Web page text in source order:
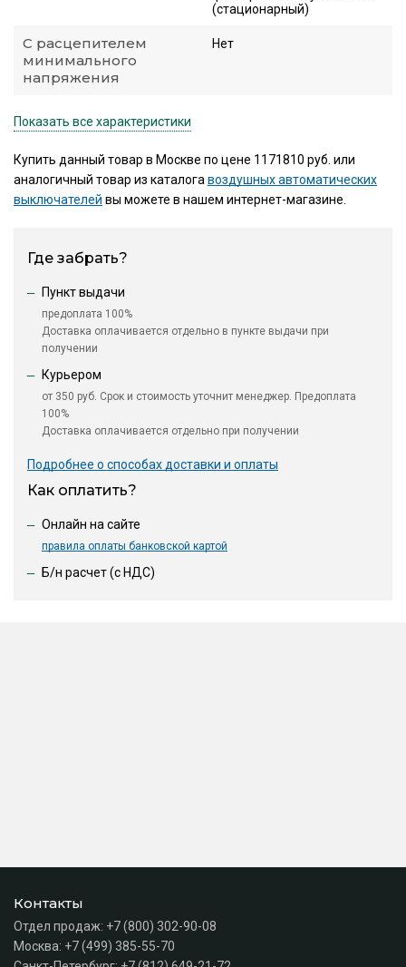
(стационарный)
С расцепителем
минимального
напряжения
Нет
Показать все характеристики
Купить данный товар в Москве по цене 1171810 руб. или
аналогичный товар из каталогавоздушных автоматических
выключателей вы можете в нашем интернет-магазине.
Где забрать?
Пункт выдачи
предоплата 100%
Доставка оплачивается отдельно в пункте выдачи при
получении
Курьером
от 350 руб. Срок и стоимость уточнит менеджер. Предоплата
100%
Доставка оплачивается отдельно при получении
Подробнее о способах доставки и оплаты
Как оплатить?
Онлайн на сайте
правила оплаты банковской картой
Б/н расчет (c НДС)
Контакты
Отдел продаж: +7 (800) 302-90-08
Москва: +7 (499) 385-55-70